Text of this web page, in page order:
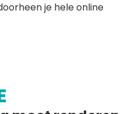
je hele online